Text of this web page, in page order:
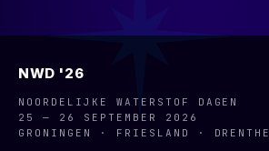
NWD '26
NOORDELIJKE WATERSTOF DAGEN
25 — 26 SEPTEMBER 2026
GRONINGEN · FRIESLAND · DRENTHE